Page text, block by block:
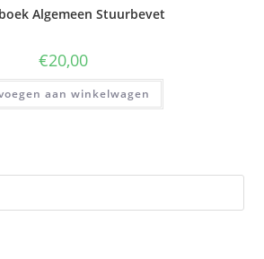
Algemeen Stuurbevet
€20,00
aan winkelwagen